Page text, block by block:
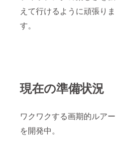
えて行けるように頑張りま
す。
現在の準備状況
ワクワクする画期的ルアー
を開発中。